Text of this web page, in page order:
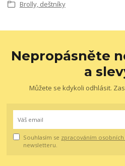
Brolly, deštníky
Nepropásněte
a
Můžete se kdykoli odhlásit.
Souhlasím se zpracováním osobních
newsletteru.